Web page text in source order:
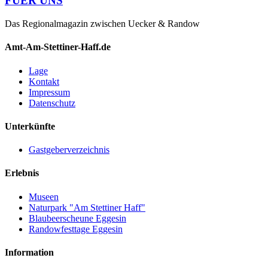
Das Regionalmagazin zwischen Uecker & Randow
Amt-Am-Stettiner-Haff.de
Lage
Kontakt
Impressum
Datenschutz
Unterkünfte
Gastgeberverzeichnis
Erlebnis
Museen
Naturpark "Am Stettiner Haff"
Blaubeerscheune Eggesin
Randowfesttage Eggesin
Information